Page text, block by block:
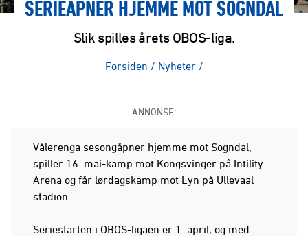
SERIEÅPNER HJEMME MOT SOGNDAL
Slik spilles årets OBOS-liga.
Forsiden / Nyheter /
ANNONSE:
Vålerenga sesongåpner hjemme mot Sogndal,
spiller 16. mai-kamp mot Kongsvinger på Intility
Arena og får lørdagskamp mot Lyn på Ullevaal
stadion.
Seriestarten i OBOS-ligaen er 1. april, og med